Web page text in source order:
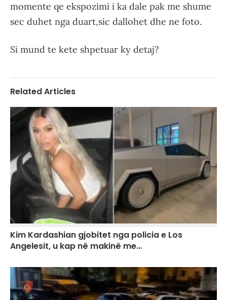
momente qe ekspozimi i ka dale pak me shume
sec duhet nga duart,sic dallohet dhe ne foto.
Si mund te kete shpetuar ky detaj?
Related Articles
Kim Kardashian gjobitet nga policia e Los
Angelesit, u kap në makinë me…